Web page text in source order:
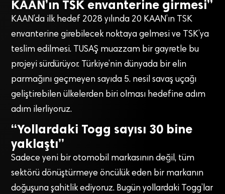
KAAN’ın TSK envanterine girmesi”
KAAN’da ilk hedef 2028 yılında 20 KAAN’ın TSK
envanterine girebilecek noktaya gelmesi ve TSK’ya
teslim edilmesi. TUSAŞ muazzam bir gayretle bu
projeyi sürdürüyor. Türkiye’nin dünyada bir elin
parmağını geçmeyen sayıda 5. nesil savaş uçağı
geliştirebilen ülkelerden biri olması hedefine adım
adım ilerliyoruz.
“Yollardaki Togg sayısı 30 bine
yaklaştı”
Sadece yeni bir otomobil markasının değil, tüm
sektörü dönüştürmeye öncülük eden bir markanın
doğuşuna şahitlik ediyoruz. Bugün yollardaki Togg’lar